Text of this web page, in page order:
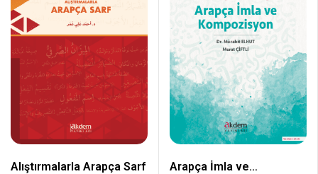
Alıştırmalarla Arapça Sarf
Arapça İmla ve